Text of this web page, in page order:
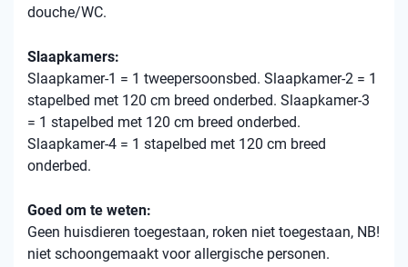
douche/WC.
Slaapkamers:
Slaapkamer-1 = 1 tweepersoonsbed. Slaapkamer-2 = 1
stapelbed met 120 cm breed onderbed. Slaapkamer-3
= 1 stapelbed met 120 cm breed onderbed.
Slaapkamer-4 = 1 stapelbed met 120 cm breed
onderbed.
Goed om te weten:
Geen huisdieren toegestaan, roken niet toegestaan, NB!
niet schoongemaakt voor allergische personen.